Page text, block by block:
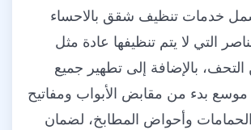
خدمات تنظيف شقق بالاحساء
التي لا يتم تنظيفها عادة مثل
التحف، بالإضافة إلى تطهير جميع
بدء من مقابض الأبواب ومفاتيح
الحمامات وأحواض المطابخ، لضمان